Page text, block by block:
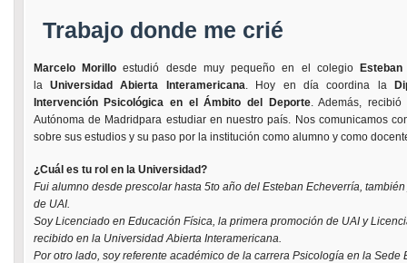
Trabajo donde me crié
Marcelo Morilloestudió desde muy pequeño en el colegio
laUniversidad Abierta Interamericana . Hoy en día coordina la
Intervención Psicológica en el Ámbito del Deporte. Además,
Autónoma de Madridpara estudiar en nuestro país. Nos comunicamos
sobre sus estudios y su paso por la institución como alumno y como
¿Cuál es tu rol en la Universidad?
Fui alumno desde prescolar hasta 5to año del Esteban Echeverría,
de UAI.
Soy Licenciado en Educación Física, la primera promoción de UAI y
recibido en la Universidad Abierta Interamericana.
Por otro lado, soy referente académico de la carrera Psicología en la Sede